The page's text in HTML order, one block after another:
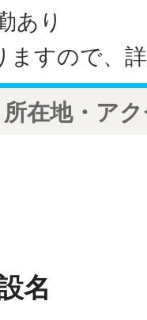
あり
すので、
所在地・ア
名